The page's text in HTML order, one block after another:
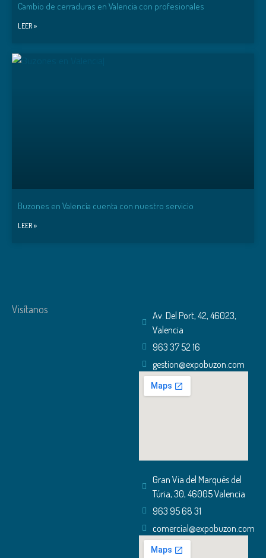
Cambio de cerraduras en Valencia con profesionales
LEER »
Buzones en Valencia cuenta con nuestro servicio
LEER »
Visítanos
Av. Del Port, 42, 46023,
Valencia
963 37 52 16
gestion@expobuzon.com
Gran Via del Marqués del
Túria, 30, 46005 Valencia
963 95 68 31
comercial@expobuzon.com